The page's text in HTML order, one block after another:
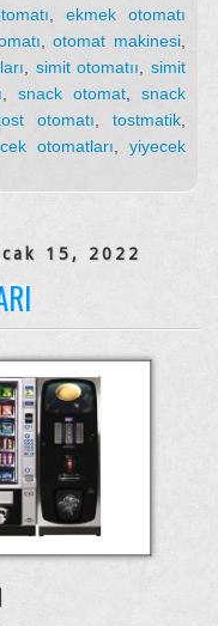
, ekmek otomatı
,otomat makinesi,
, simit otomatıı,simit
, snack otomat, snack
otomatı, tostmatik,
otomatları,yiyecek
15, 2022